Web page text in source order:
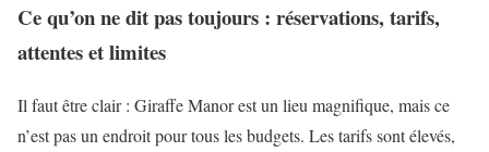
Ce qu’on ne dit pas toujours : réservations, tarifs,
attentes et limites
Il faut être clair : Giraffe Manor est un lieu magnifique, mais ce
n’est pas un endroit pour tous les budgets. Les tarifs sont élevés,